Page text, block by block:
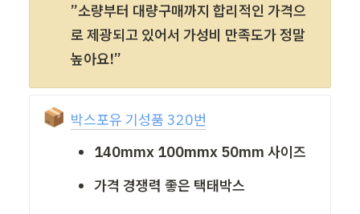
”소량부터 대량구매까지 합리적인 가격으
로 제광되고 있어서 가성비 만족도가 정말
높아요!”
📦 박스포유 기성품 320번
140mmx 100mmx 50mm 사이즈
가격 경쟁력 좋은 택태박스